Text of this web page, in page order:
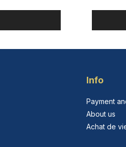
Info
Payment
About us
Achat de